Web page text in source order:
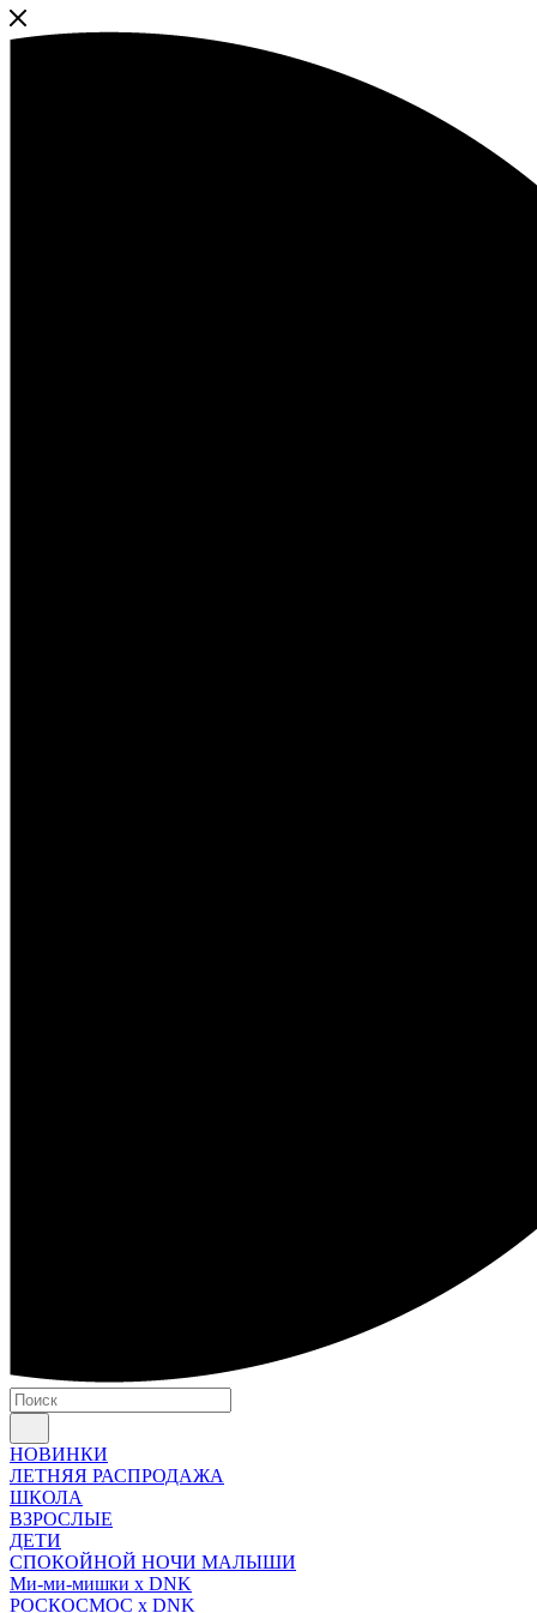
НОВИНКИ
ЛЕТНЯЯ РАСПРОДАЖА
ШКОЛА
ВЗРОСЛЫЕ
ДЕТИ
СПОКОЙНОЙ НОЧИ МАЛЫШИ
Ми-ми-мишки x DNK
РОСКОСМОС x DNK